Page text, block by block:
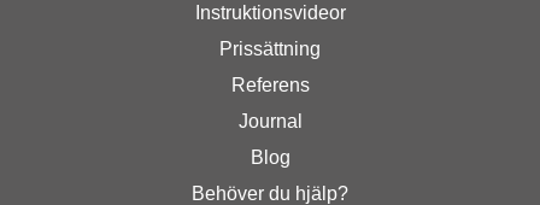
Instruktionsvideor
Prissättning
Referens
Journal
Blog
Behöver du hjälp?